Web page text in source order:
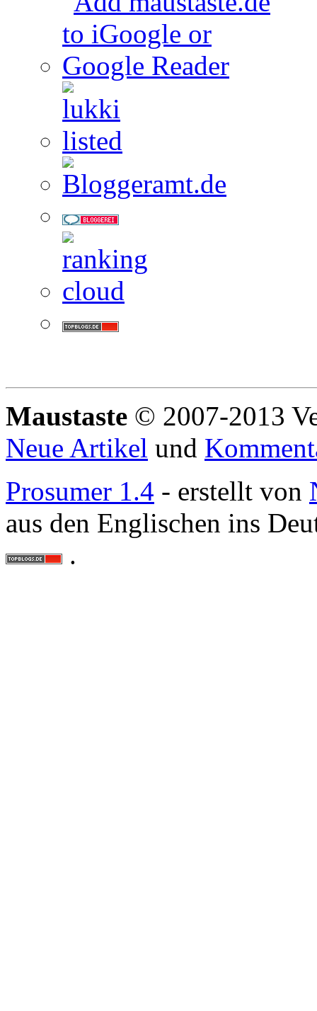
Maustaste © 2007-2013
Neue Artikel und
Prosumer 1.4 - erstellt von
aus den Englischen ins
.